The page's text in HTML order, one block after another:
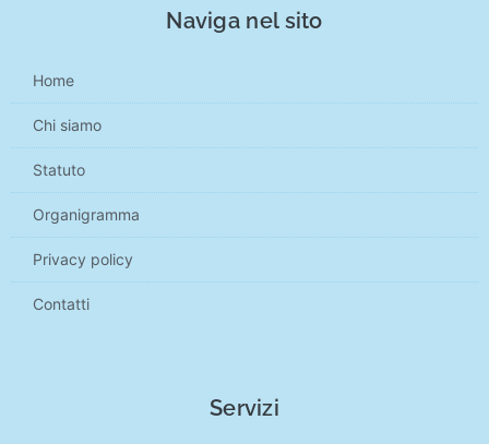
Naviga nel sito
Home
Chi siamo
Statuto
Organigramma
Privacy policy
Contatti
Servizi